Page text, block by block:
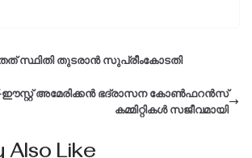
തത് സ്ഥിതി തുടരാന്‍ സുപ്രീംകോടതി
അമേരിക്കന്‍ ഭദ്രാസന കോൺഫറൻസ്
കമ്മിറ്റികൾ സജീവമായി